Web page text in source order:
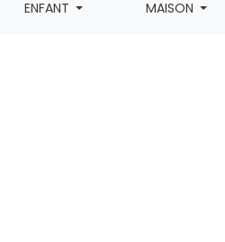
ENFANT MAISON